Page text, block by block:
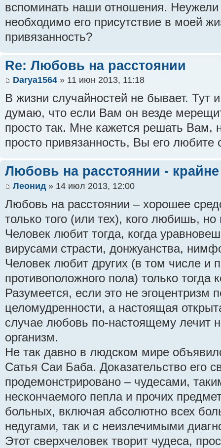
вспоминать наши отношения. Неужели
необходимо его присутствие в моей
привязанность?
Re: Любовь на расстоянии
Darya1564 » 11 июн 2013, 11:18
В жизни случайностей не бывает. Тут
думаю, что если Вам он везде
просто так. Мне кажется решать Вам,
просто привязанность, Вы его любите
Любовь на расстоянии -
Леонид » 14 июл 2013, 12:00
Любовь на расстоянии – хорошее
только того (или тех), кого любишь, но
Человек любит тогда, когда
вирусами страсти, донжуанства,
Человек любит других (в том числе и
противоположного пола) только тогда
Разумеется, если это не эгоцентризм
целомудренности, а настоящая
случае любовь по-настоящему лечит
организм.
Не так давно в людском мире
Сатья Саи Баба. Доказательство его
продемонстрировано – чудесами,
нескончаемого пепла и прочих
больных, включая абсолютно всех
недугами, так и с неизлечимыми
Этот сверхчеловек творит чудеса,